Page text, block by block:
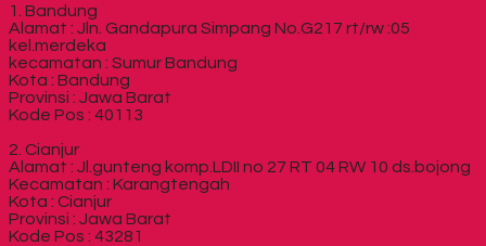
1. Bandung
Alamat : Jln. Gandapura Simpang No.G217 rt/rw :05
kel.merdeka
kecamatan : Sumur Bandung
Kota : Bandung
Provinsi : Jawa Barat
Kode Pos : 40113
2. Cianjur
Alamat : Jl.gunteng komp.LDII no 27 RT 04 RW 10 ds.bojong
Kecamatan : Karangtengah
Kota : Cianjur
Provinsi : Jawa Barat
Kode Pos : 43281